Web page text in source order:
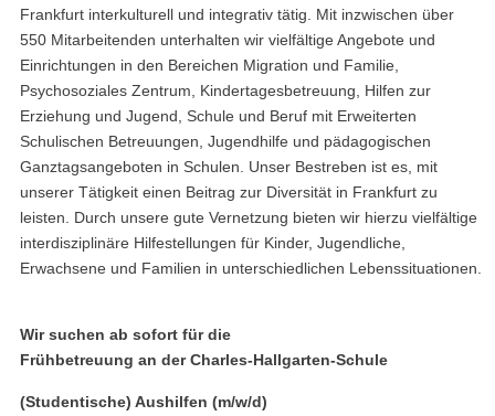
Frankfurt interkulturell und integrativ tätig. Mit inzwischen über
550 Mitarbeitenden unterhalten wir vielfältige Angebote und
Einrichtungen in den Bereichen Migration und Familie,
Psychosoziales Zentrum, Kindertagesbetreuung, Hilfen zur
Erziehung und Jugend, Schule und Beruf mit Erweiterten
Schulischen Betreuungen, Jugendhilfe und pädagogischen
Ganztagsangeboten in Schulen. Unser Bestreben ist es, mit
unserer Tätigkeit einen Beitrag zur Diversität in Frankfurt zu
leisten. Durch unsere gute Vernetzung bieten wir hierzu vielfältige
interdisziplinäre Hilfestellungen für Kinder, Jugendliche,
Erwachsene und Familien in unterschiedlichen Lebenssituationen.
Wir suchen ab sofort für die
Frühbetreuung an der Charles-Hallgarten-Schule
(Studentische) Aushilfen (m/w/d)